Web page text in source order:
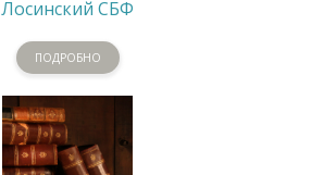
Лосинский СБФ
ПОДРОБНО